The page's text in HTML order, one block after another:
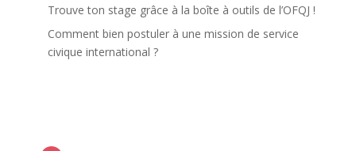
Trouve ton stage grâce à la boîte à outils de l’OFQJ !
Comment bien postuler à une mission de service
civique international ?